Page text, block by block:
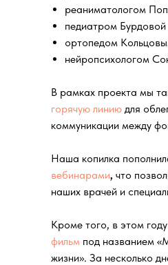
реаниматологом
педиатром
ортопедом
нейропсихологом
В рамках проекта мы
горячую линию для
коммуникации между
Наша копилка
вебинарами, что
наших врачей и
Кроме того, в этом
фильм под названием
жизни». За несколько